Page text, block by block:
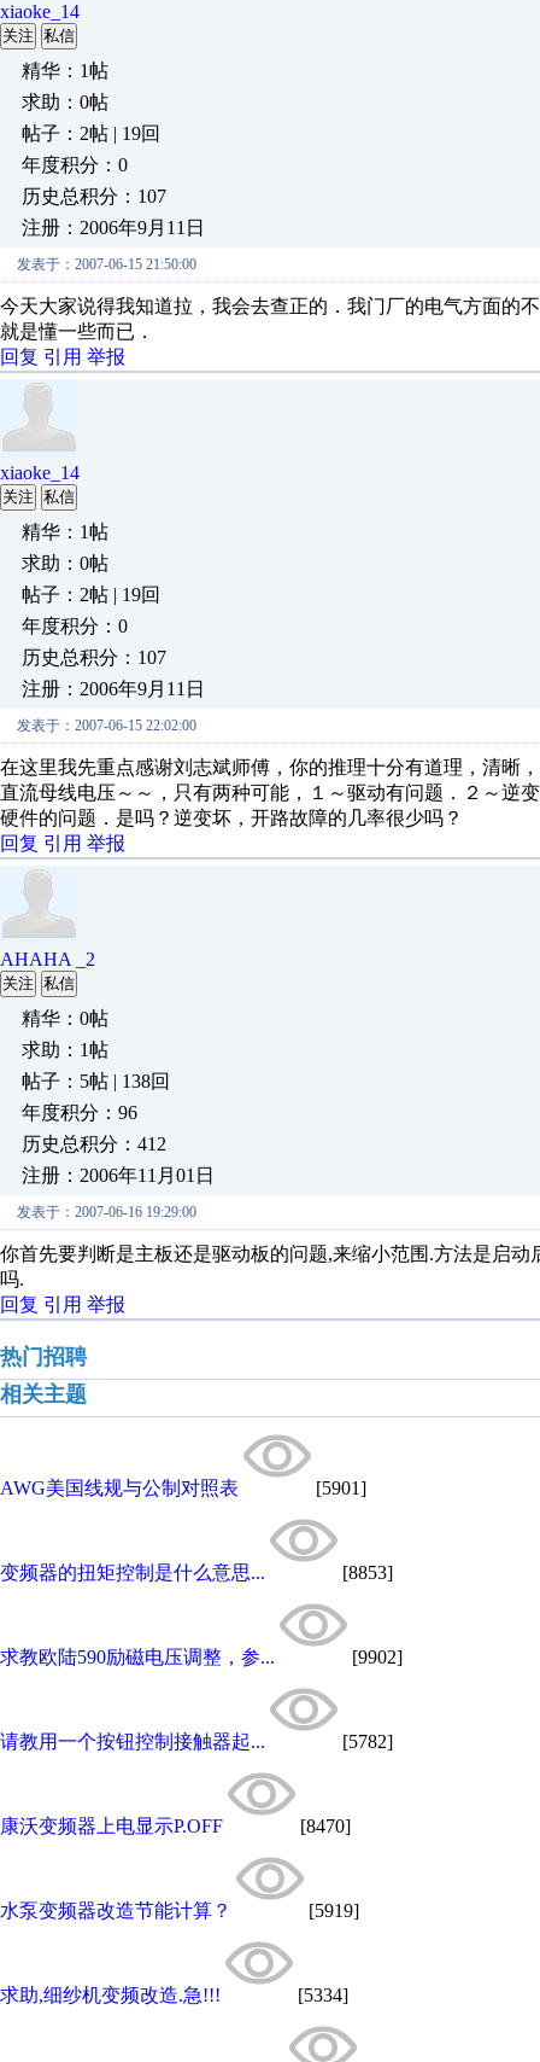
xiaoke_14
关注 私信
精华：1帖
求助：0帖
帖子：2帖 | 19回
年度积分：0
历史总积分：107
注册：2006年9月11日
发表于：2007-06-15 21:50:00
今天大家说得我知道拉，我会去查正的．我门厂的电气方面的
就是懂一些而已．
回复 引用 举报
xiaoke_14
关注 私信
精华：1帖
求助：0帖
帖子：2帖 | 19回
年度积分：0
历史总积分：107
注册：2006年9月11日
发表于：2007-06-15 22:02:00
在这里我先重点感谢刘志斌师傅，你的推理十分有道理，清晰
直流母线电压～～，只有两种可能，１～驱动有问题．２～逆
硬件的问题．是吗？逆变坏，开路故障的几率很少吗？
回复 引用 举报
AHAHA _2
关注 私信
精华：0帖
求助：1帖
帖子：5帖 | 138回
年度积分：96
历史总积分：412
注册：2006年11月01日
发表于：2007-06-16 19:29:00
你首先要判断是主板还是驱动板的问题,来缩小范围.方法是启
吗.
回复 引用 举报
热门招聘
相关主题
AWG美国线规与公制对照表 [5901]
变频器的扭矩控制是什么意思... [8853]
求教欧陆590励磁电压调整，参... [9902]
请教用一个按钮控制接触器起... [5782]
康沃变频器上电显示P.OFF [8470]
水泵变频器改造节能计算？ [5919]
求助,细纱机变频改造.急!!! [5334]